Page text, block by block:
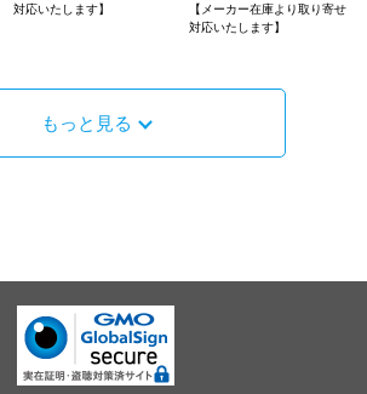
対応いたします】
【メーカー在庫より取り寄せ
対応いたします】
もっと見る